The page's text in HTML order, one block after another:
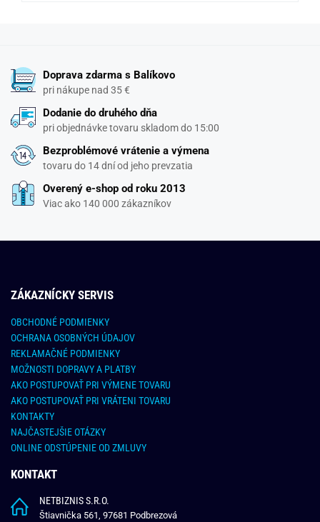
Doprava zdarma s Balíkovo
pri nákupe nad 35 €
Dodanie do druhého dňa
pri objednávke tovaru skladom do 15:00
Bezproblémové vrátenie a výmena
tovaru do 14 dní od jeho prevzatia
Overený e-shop od roku 2013
Viac ako 140 000 zákazníkov
ZÁKAZNÍCKY SERVIS
OBCHODNÉ PODMIENKY
OCHRANA OSOBNÝCH ÚDAJOV
REKLAMAČNÉ PODMIENKY
MOŽNOSTI DOPRAVY A PLATBY
AKO POSTUPOVAŤ PRI VÝMENE TOVARU
AKO POSTUPOVAŤ PRI VRÁTENI TOVARU
KONTAKTY
NAJČASTEJŠIE OTÁZKY
ONLINE ODSTÚPENIE OD ZMLUVY
KONTAKT
NETBIZNIS S.R.O.
Štiavnička 561, 97681 Podbrezová